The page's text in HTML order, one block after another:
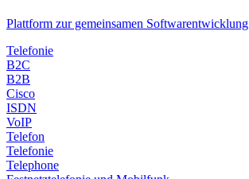
Plattform zur gemeinsamen Softwarentwicklung
Telefonie
B2C
B2B
Cisco
ISDN
VoIP
Telefon
Telefonie
Telephone